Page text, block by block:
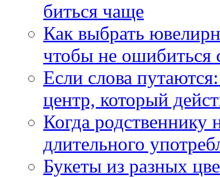
биться чаще
Как выбрать
чтобы не ошибиться
Если слова
центр, который
Когда
длительного
Букеты из разных